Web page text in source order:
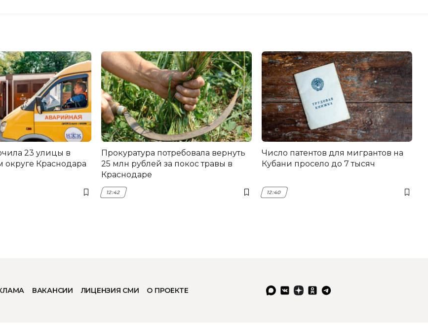
23 улицы в
округе Краснодара
Прокуратура потребовала вернуть
25 млн рублей за покос травы в
Краснодаре
12:42
Число патентов для мигрантов на
Кубани просело до 7 тысяч
12:40
ВАКАНСИИ ЛИЦЕНЗИЯ СМИ О ПРОЕКТЕ